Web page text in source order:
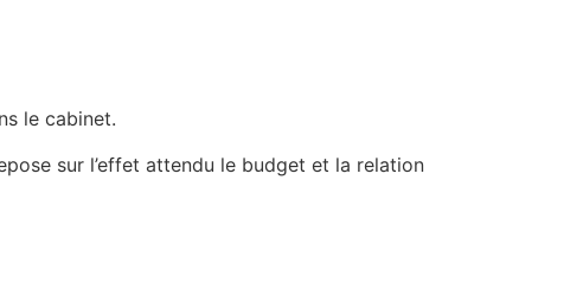
le cabinet.
sur l’effet attendu le budget et la relation